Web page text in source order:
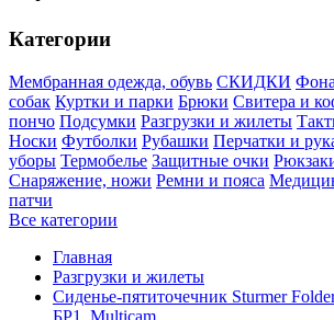
Категории
Мембранная одежда, обувь СКИДКИ
собак Куртки и парки Брюки Свитера и
пончо Подсумки Разгрузки и жилеты
Носки Футболки Рубашки Перчатки и
уборы Термобелье Защитные очки
Снаряжение, ножи Ремни и пояса
патчи
Все категории
Главная
Разгрузки и жилеты
Сиденье-пятиточечник Sturmer
БР1, Multicam